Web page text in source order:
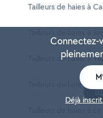
Tailleurs de haies à
Tailleurs de haies à
Tailleurs de haies à
Connectez-
Déjà